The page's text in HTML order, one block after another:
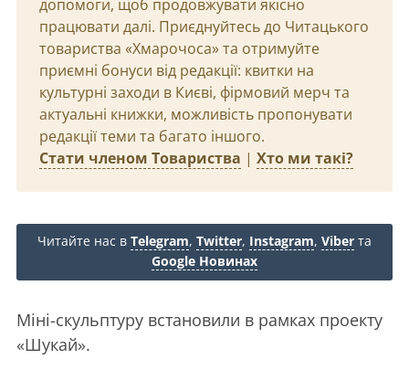
допомоги, щоб продовжувати якісно
працювати далі. Приєднуйтесь до Читацького
товариства «Хмарочоса» та отримуйте
приємні бонуси від редакції: квитки на
культурні заходи в Києві, фірмовий мерч та
актуальні книжки, можливість пропонувати
редакції теми та багато іншого.
Стати членом Товариства | Хто ми такі?
Читайте нас в Telegram, Twitter, Instagram, Viber та
Google Новинах
Міні-скульптуру встановили в рамках проекту
«Шукай».